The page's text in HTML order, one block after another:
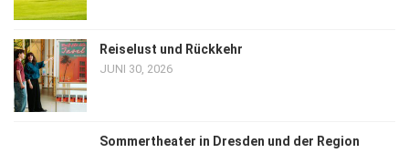
Reiselust und Rückkehr
JUNI 30, 2026
Sommertheater in Dresden und der Region